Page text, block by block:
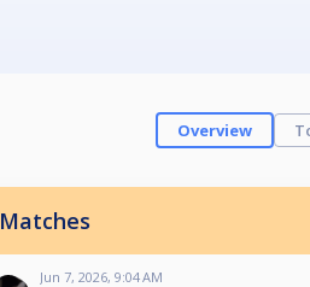
Overview
Matches
Jun 7, 2026, 9:04 AM